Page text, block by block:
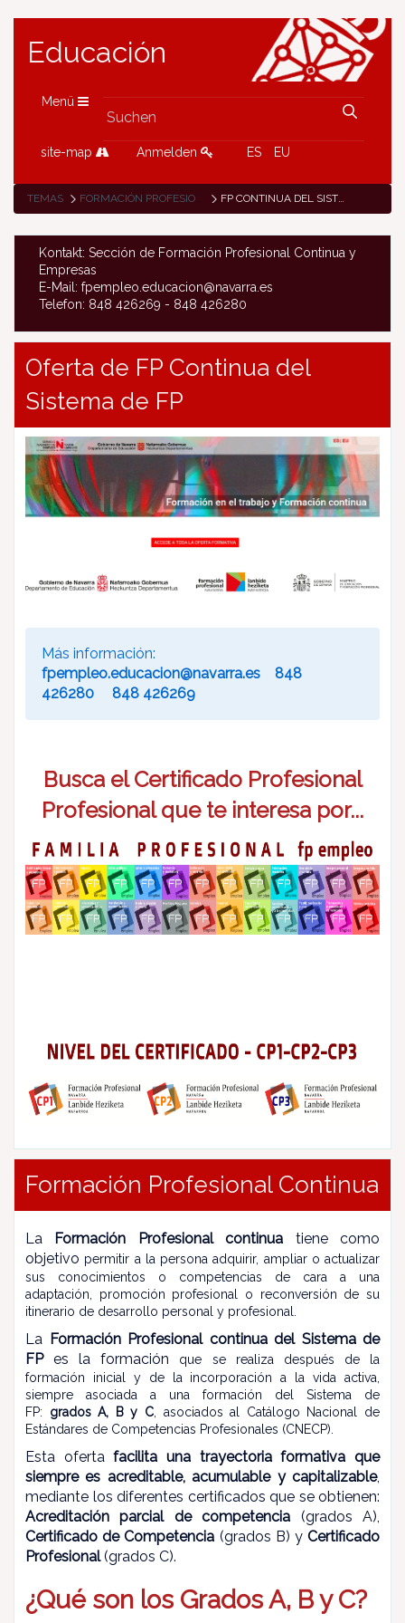
Educación
Menü
site-map Anmelden ES EU
TEMAS FORMACIÓN PROFESIONAL FP CONTINUA DEL SISTEMA DE FP
Kontakt: Sección de Formación Profesional Continua y
Empresas
E-Mail: fpempleo.educacion@navarra.es
Telefon: 848 426269 - 848 426280
Oferta de FP Continua del
Sistema de FP
Más información:
fpempleo.educacion@navarra.es
848
426280 848 426269
Busca el Certificado Profesional
Profesional que te interesa por...
Formación Profesional Continua
La Formación Profesional continua tiene como
objetivo permitir a la persona adquirir, ampliar o actualizar
sus conocimientos o competencias de cara a una
adaptación, promoción profesional o reconversión de su
itinerario de desarrollo personal y profesional.
La Formación Profesional continua del Sistema de
FPes la formación que se realiza después de la
formación inicial y de la incorporación a la vida activa,
siempre asociada a una formación del Sistema de
FP: grados A, B y C, asociados al Catálogo Nacional de
Estándares de Competencias Profesionales (CNECP).
Esta ofertafacilita una trayectoria formativa que
siempre es acreditable, acumulable y capitalizable,
mediante los diferentes certificados que se obtienen:
Acreditación parcial de competencia (grados A),
Certificado de Competencia (grados B) yCertificado
Profesional(grados C).
¿Qué son los Grados A, B y C?